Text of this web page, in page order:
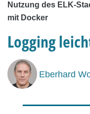
Nutzung des ELK-
mit Docker
Logging
Eberhard